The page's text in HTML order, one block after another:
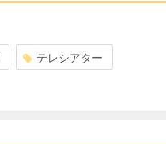
テレシアター